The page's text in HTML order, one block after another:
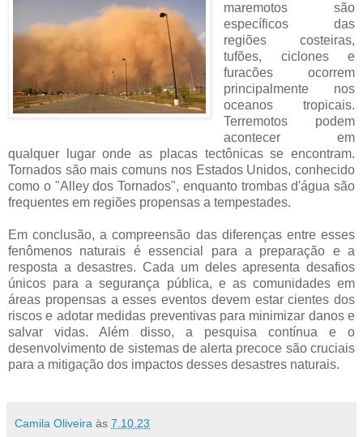
maremotos são
específicos das
regiões costeiras,
tufões, ciclones e
furacões ocorrem
principalmente nos
oceanos tropicais.
Terremotos podem
acontecer em
qualquer lugar onde as placas tectônicas se encontram.
Tornados são mais comuns nos Estados Unidos, conhecido
como o "Alley dos Tornados", enquanto trombas d'água são
frequentes em regiões propensas a tempestades.
Em conclusão, a compreensão das diferenças entre esses
fenômenos naturais é essencial para a preparação e a
resposta a desastres. Cada um deles apresenta desafios
únicos para a segurança pública, e as comunidades em
áreas propensas a esses eventos devem estar cientes dos
riscos e adotar medidas preventivas para minimizar danos e
salvar vidas. Além disso, a pesquisa contínua e o
desenvolvimento de sistemas de alerta precoce são cruciais
para a mitigação dos impactos desses desastres naturais.
Camila Oliveira às 7.10.23